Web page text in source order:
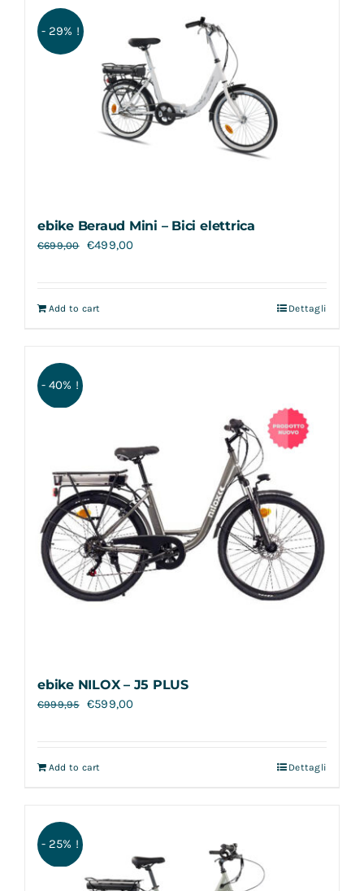
Contatti
- 29% !
ebike Beraud Mini – Bici elettrica
€699,00 €499,00
Add to cart Dettagli
- 40% !
ebike NILOX – J5 PLUS
€999,95 €599,00
Add to cart Dettagli
- 25% !